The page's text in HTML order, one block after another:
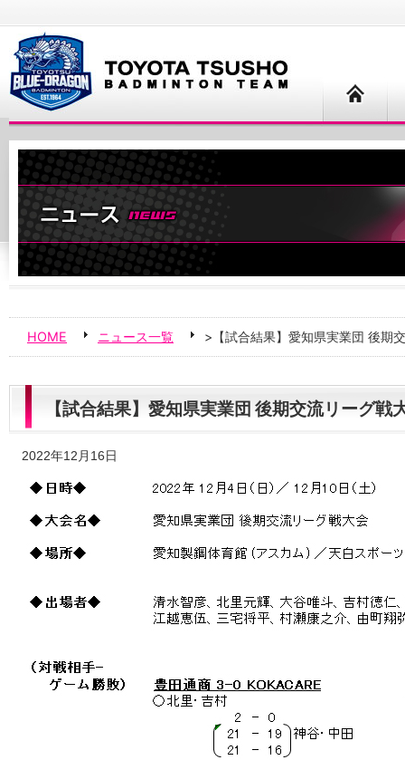
HOME ニュース一覧 >【試合結果】愛知県実業団 後期
【試合結果】愛知県実業団 後期交流リーグ戦
2022年12月16日